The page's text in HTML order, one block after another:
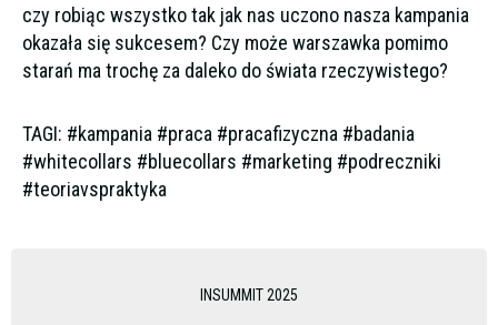
czy robiąc wszystko tak jak nas uczono nasza kampania
okazała się sukcesem? Czy może warszawka pomimo
starań ma trochę za daleko do świata rzeczywistego?
TAGI: #kampania #praca #pracafizyczna #badania
#whitecollars #bluecollars #marketing #podreczniki
#teoriavspraktyka
INSUMMIT 2025